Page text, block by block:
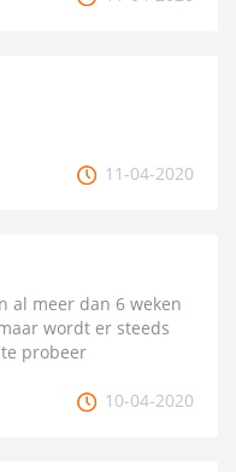
11-04-2020
al meer dan 6 weken
wordt er steeds
probeer
10-04-2020